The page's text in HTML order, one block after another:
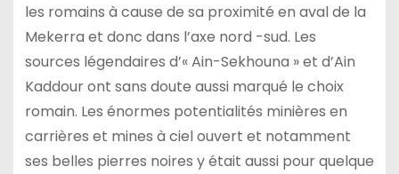
les romains à cause de sa proximité en aval de la
Mekerra et donc dans l’axe nord -sud. Les
sources légendaires d’« Ain-Sekhouna » et d’Ain
Kaddour ont sans doute aussi marqué le choix
romain. Les énormes potentialités minières en
carrières et mines à ciel ouvert et notamment
ses belles pierres noires y était aussi pour quelque